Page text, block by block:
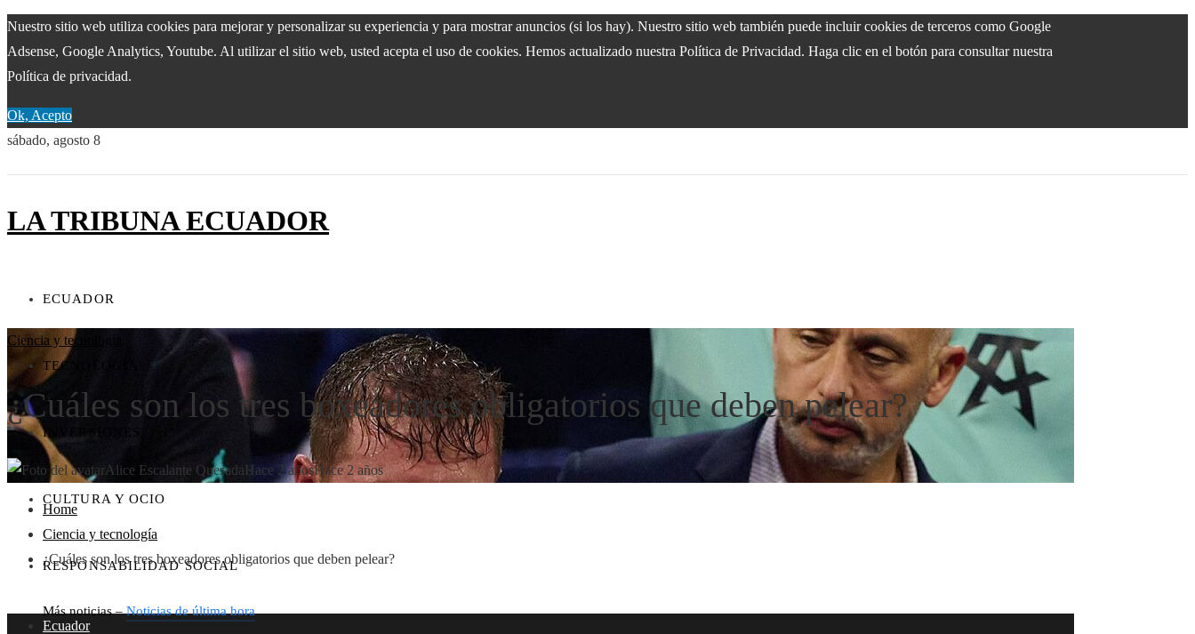
Nuestro sitio web utiliza cookies para mejorar y personalizar su experiencia y para mostrar anuncios (si los hay). Nuestro sitio web también puede incluir cookies de terceros como Google
Adsense, Google Analytics, Youtube. Al utilizar el sitio web, usted acepta el uso de cookies. Hemos actualizado nuestra Política de Privacidad. Haga clic en el botón para consultar nuestra
Política de privacidad.
Ok, Acepto
sábado, agosto 8
LA TRIBUNA ECUADOR
ECUADOR
TECNOLOGÍA
INVERSIONES
CULTURA Y OCIO
RESPONSABILIDAD SOCIAL
Ecuador
Ciencia y tecnología
¿Cuáles son los tres boxeadores obligatorios que deben pelear?
Alice Escalante QuesadaHace 2 añosHace 2 años
Home
Ciencia y tecnología
¿Cuáles son los tres boxeadores obligatorios que deben pelear?
Más noticias –Noticias de última hora